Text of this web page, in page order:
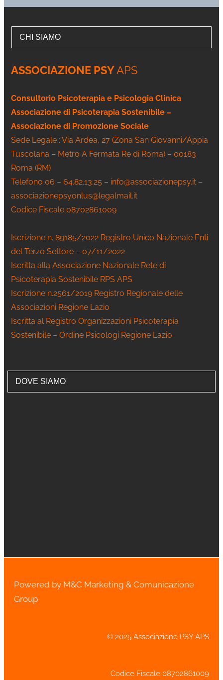
CHI SIAMO
ASSOCIAZIONE PSYAPS
Consultorio Psicoterapia e Psicologia Clinica
Associazione di Psicoterapia Sostenibile –
Associazione di Promozione Sociale
Sede Legale : Via Ardea, 27 (Zona San Giovanni/Appia
Tuscolana – Metro A Fermata Re di Roma) – 00183
Roma (RM)
Telefono 06 – 64.82.13.25 – info@associazionepsy.it –
associazionepsyonlus@legalmail.it
Codice Fiscale 08702861009
Iscrizione n. 89185/2022 Registro Unico Nazionale Enti
del Terzo Settore – 07/11/2022
Iscritta alla Associazione Nazionale Rete di
Psicoterapia Sostenibile RPS APS
Iscrizione n.2561/2019 Registro Regionale delle
Associazioni Regione Lazio
Iscritta al Registro Organizzazioni Psicoterapia
Sostenibile – Ordine Psicologi Regione Lazio
DOVE SIAMO
Powered by M&C Marketing & Comunicazione
Group
© 2025 Associazione PSY APS
Codice Fiscale 08702861009